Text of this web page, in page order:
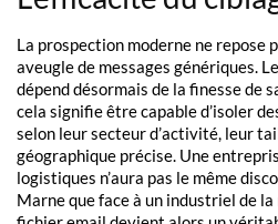
La prospection moderne ne repose
aveugle de messages génériques.
dépend désormais de la finesse de
cela signifie être capable d’isoler
selon leur secteur d’activité, leur
géographique précise. Une
logistiques n’aura pas le même
Marne que face à un industriel de